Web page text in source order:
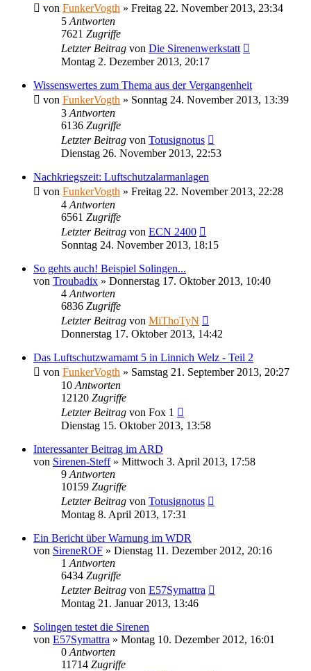
von FunkerVogth » Freitag 22. November 2013, 23:34
5 Antworten
7621 Zugriffe
Letzter Beitrag von Die Sirenenwerkstatt
Montag 2. Dezember 2013, 20:17
Wissenswertes zum Thema aus der Vergangenheit
von FunkerVogth » Sonntag 24. November 2013, 13:39
3 Antworten
6136 Zugriffe
Letzter Beitrag von Totusignotus
Dienstag 26. November 2013, 22:53
Nachkriegszeit: Luftschutzalarmanlagen
von FunkerVogth » Freitag 22. November 2013, 22:28
4 Antworten
6561 Zugriffe
Letzter Beitrag von ECN 2400
Sonntag 24. November 2013, 18:15
So gehts auch! Beispiel Solingen...
von Troubadix » Donnerstag 17. Oktober 2013, 10:40
4 Antworten
6836 Zugriffe
Letzter Beitrag von MiThoTyN
Donnerstag 17. Oktober 2013, 14:42
Das Luftschutzwarnamt 5 in Linnich Welz - Teil 2
von FunkerVogth » Samstag 21. September 2013, 20:27
10 Antworten
12120 Zugriffe
Letzter Beitrag von Fox 1
Dienstag 15. Oktober 2013, 13:58
Interessanter Beitrag im ARD
von Sirenen-Steff» Mittwoch 3. April 2013, 17:58
9 Antworten
10159 Zugriffe
Letzter Beitrag von Totusignotus
Montag 8. April 2013, 17:31
Ein Bericht über Warnung im WDR
von SireneROF » Dienstag 11. Dezember 2012, 20:16
1 Antworten
6434 Zugriffe
Letzter Beitrag von E57Symattra
Montag 21. Januar 2013, 13:46
Solingen testet die Sirenen
von E57Symattra » Montag 10. Dezember 2012, 16:01
0 Antworten
11714 Zugriffe